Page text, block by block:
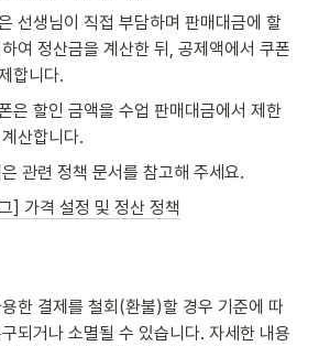
선생님이 직접 부담하며 판매대금에 할
여 정산금을 계산한 뒤, 공제액에서 쿠폰
합니다.
은 할인 금액을 수업 판매대금에서 제한
산합니다.
관련 정책 문서를 참고해 주세요.
] 가격 설정 및 정산 정책
한 결제를 철회(환불)할 경우 기준에 따
되거나 소멸될 수 있습니다. 자세한 내용